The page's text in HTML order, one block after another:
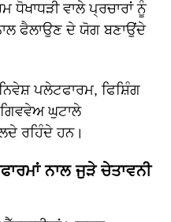
ਧੋਖਾਧੜੀ ਵਾਲੇ ਪ੍ਰਚਾਰਾਂ ਨੂੰ
ਫੈਲਾਉਣ ਦੇ ਯੋਗ ਬਣਾਉਂਦੇ
ਪਲੇਟਫਾਰਮ, ਫਿਸ਼ਿੰਗ
ਘੁਟਾਲੇ
ਰਹਿੰਦੇ ਹਨ।
ਨਾਲ ਜੁੜੇ ਚੇਤਾਵਨੀ